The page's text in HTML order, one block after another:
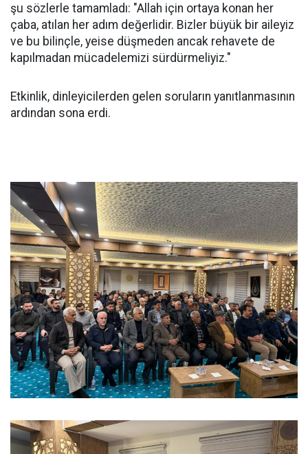
şu sözlerle tamamladı: "Allah için ortaya konan her
çaba, atılan her adım değerlidir. Bizler büyük bir aileyiz
ve bu bilinçle, yeise düşmeden ancak rehavete de
kapılmadan mücadelemizi sürdürmeliyiz."
Etkinlik, dinleyicilerden gelen soruların yanıtlanmasının
ardından sona erdi.